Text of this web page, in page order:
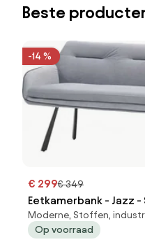
Beste
-14 %
€ 299€ 349
Eetkamerbank - Jazz
Moderne, Stoffen,
Op voorraad